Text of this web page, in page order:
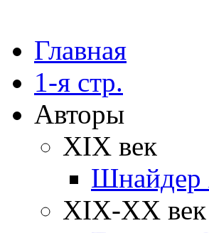
Главная
1-я стр.
Авторы
XIX век
Шнайдер
XIX-XX век